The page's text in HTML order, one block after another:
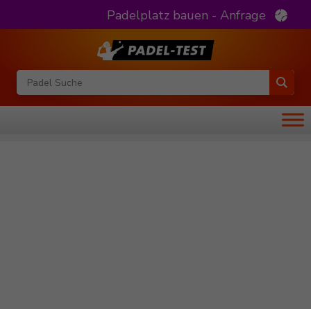
Padelplatz bauen - Anfrage